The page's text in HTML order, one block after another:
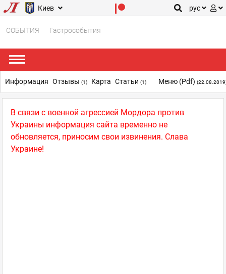
Киев рус
СОБЫТИЯ Гастрособытия
В связи с военной агрессией Мордора против
Украины информация сайта временно не
обновляется, приносим свои извинения. Слава
Украине!
Информация Отзывы (1) Карта Статьи (1) Меню (pdf)